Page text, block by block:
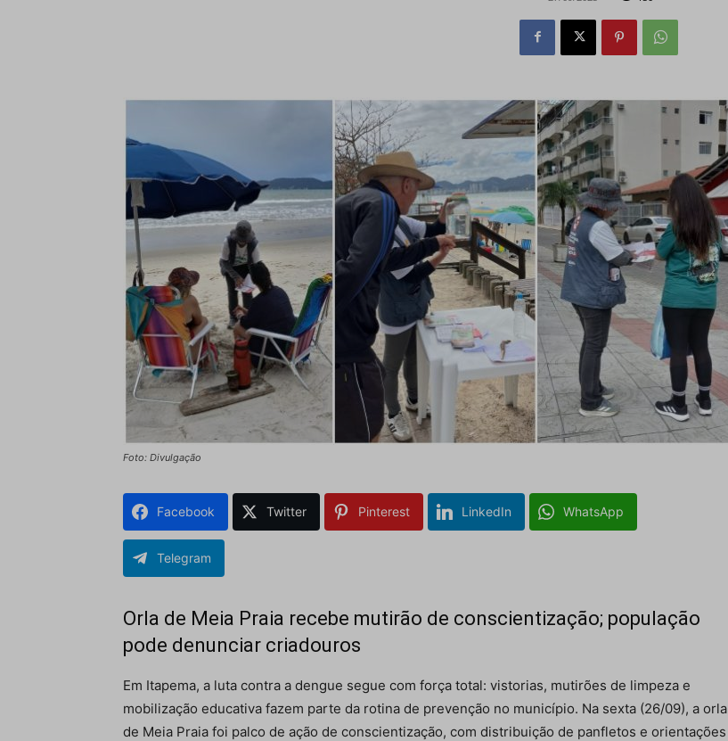
Foto: Divulgação
Facebook Twitter Pinterest LinkedIn WhatsApp
Telegram
Orla de Meia Praia recebe mutirão de conscientização; população
pode denunciar criadouros
Em Itapema, a luta contra a dengue segue com força total: vistorias, mutirões de limpeza e
mobilização educativa fazem parte da rotina de prevenção no município. Na sexta (26/09), a orla
de Meia Praia foi palco de ação de conscientização, com distribuição de panfletos e orientações